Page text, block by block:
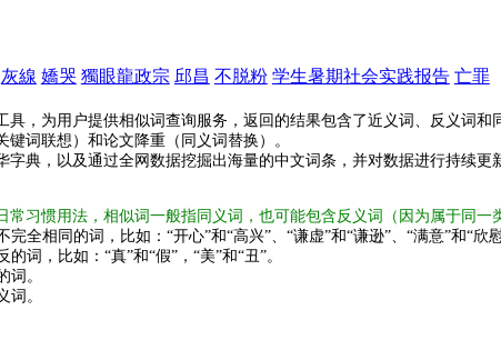
灰線 嬌哭 獨眼龍政宗 邱昌 不脱粉 学生暑期社会实践报告 亡罪
具，为用户提供相似词查询服务，返回的结果包含了近义词、反义词和
词联想）和论文降重（同义词替换）。
字典，以及通过全网数据挖掘出海量的中文词条，并对数据进行持续更
常习惯用法，相似词一般指同义词，也可能包含反义词（因为属于同一
全相同的词，比如：“开心”和“高兴”、“谦虚”和“谦逊”、“满意”和“欣慰
词，比如：“真”和“假”，“美”和“丑”。
词。
词。